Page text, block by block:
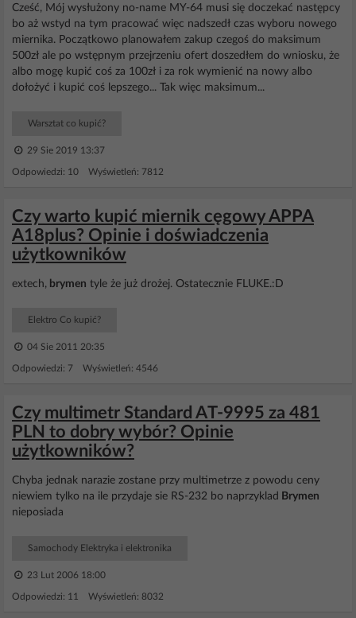
Cześć, Mój wysłużony no-name MY-64 musi się doczekać następcy
bo aż wstyd na tym pracować więc nadszedł czas wyboru nowego
miernika. Początkowo planowałem zakup czegoś do maksimum
500zł ale po wstępnym przejrzeniu ofert doszedłem do wniosku, że
albo mogę kupić coś za 100zł i za rok wymienić na nowy albo
dołożyć i kupić coś lepszego... Tak więc maksimum...
Warsztat co kupić?
29 Sie 2019 13:37
Odpowiedzi: 10 Wyświetleń: 7812
Czy warto kupić miernik cęgowy APPA
A18plus? Opinie i doświadczenia
użytkowników
extech, brymen tyle że już drożej. Ostatecznie FLUKE.:D
Elektro Co kupić?
04 Sie 2011 20:35
Odpowiedzi: 7 Wyświetleń: 4546
Czy multimetr Standard AT-9995 za 481
PLN to dobry wybór? Opinie
użytkowników?
Chyba jednak narazie zostane przy multimetrze z powodu ceny
niewiem tylko na ile przydaje sie RS-232 bo naprzyklad Brymen
nieposiada
Samochody Elektryka i elektronika
23 Lut 2006 18:00
Odpowiedzi: 11 Wyświetleń: 8032